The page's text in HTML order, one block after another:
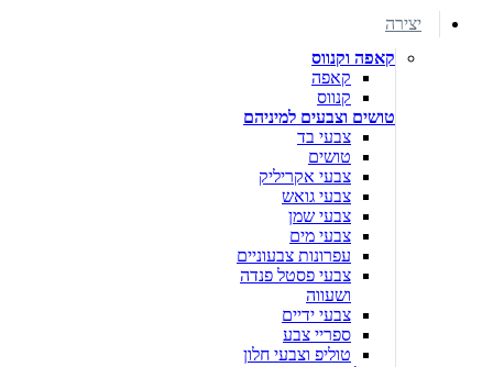
יצירה
קאפה וקנווס
קאפה
קנווס
טושים וצבעים למיניהם
צבעי בד
טושים
צבעי אקריליק
צבעי גואש
צבעי שמן
צבעי מים
עפרונות צבעוניים
צבעי פסטל פנדה
ושעווה
צבעי ידיים
ספריי צבע
טוליפ וצבעי חלון